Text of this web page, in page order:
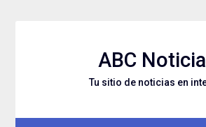
ABC
Tu sitio de noticias en